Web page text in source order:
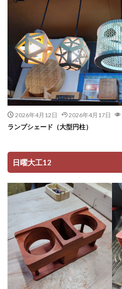
2026年4月12日 2026年4月17日
ランプシェード（大型円柱）
日曜大工12